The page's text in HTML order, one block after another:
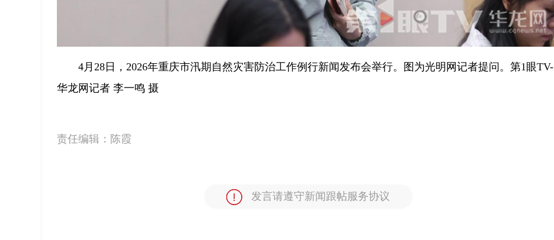
4月28日，2026年重庆市汛期自然灾害防治工作例行新闻发布会举行。图为光明网记者提问。第1眼TV-
华龙网记者 李一鸣 摄
责任编辑： 陈霞
发言请遵守新闻跟帖服务协议